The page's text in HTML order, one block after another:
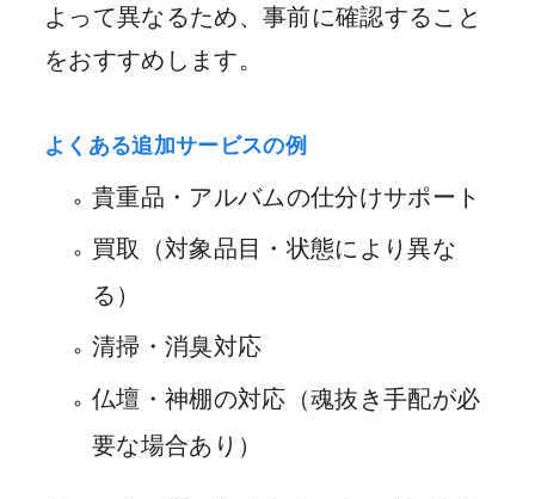
よって異なるため、事前に確認すること
をおすすめします。
よくある追加サービスの例
貴重品・アルバムの仕分けサポート
買取（対象品目・状態により異な
る）
清掃・消臭対応
仏壇・神棚の対応（魂抜き手配が必
要な場合あり）